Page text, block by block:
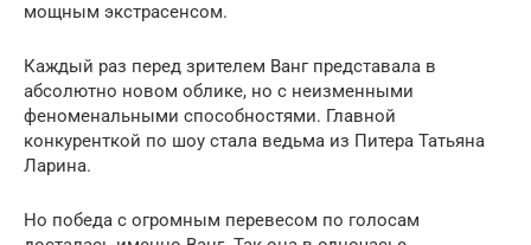
мощным экстрасенсом.
Каждый раз перед зрителем Ванг представала в
абсолютно новом облике, но с неизменными
феноменальными способностями. Главной
конкуренткой по шоу стала ведьма из Питера Татьяна
Ларина.
Но победа с огромным перевесом по голосам